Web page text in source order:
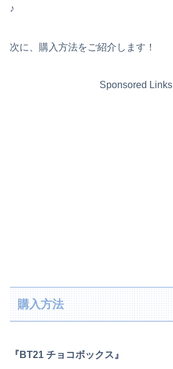
♪
次に、購入方法をご紹介します！
Sponsored Links
購入方法
『BT21 チョコボックス』